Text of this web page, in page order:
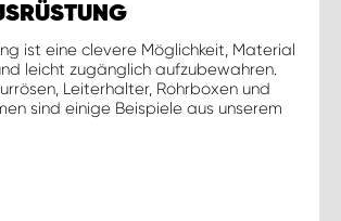
ist eine clevere Möglichkeit, Material
leicht zugänglich aufzubewahren.
Leiterhalter, Rohrboxen und
sind einige Beispiele aus unserem